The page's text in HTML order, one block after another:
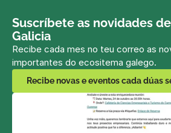
Suscríbete as novidades
Galicia
Recibe cada mes no teu correo as
importantes do ecositema galego.
Recibe novas e eventos cada dúas